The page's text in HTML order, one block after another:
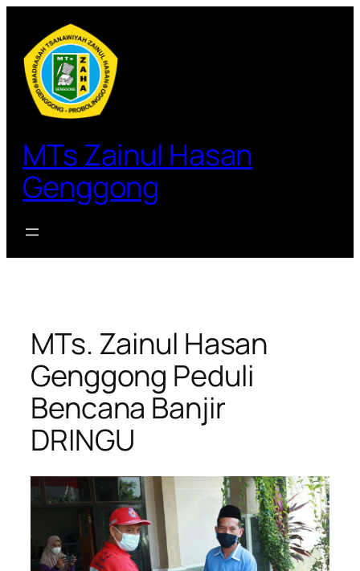
konten
MTs Zainul Hasan
Genggong
MTs. Zainul Hasan
Genggong Peduli
Bencana Banjir
DRINGU